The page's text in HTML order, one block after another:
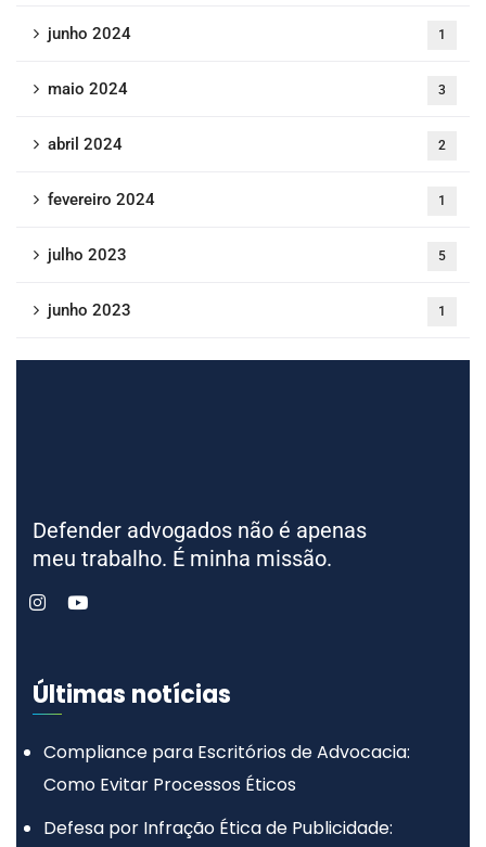
junho 2024 1
maio 2024 3
abril 2024 2
fevereiro 2024 1
julho 2023 5
junho 2023 1
Defender advogados não é apenas
meu trabalho. É minha missão.
Últimas notícias
Compliance para Escritórios de Advocacia:
Como Evitar Processos Éticos
Defesa por Infração Ética de Publicidade: